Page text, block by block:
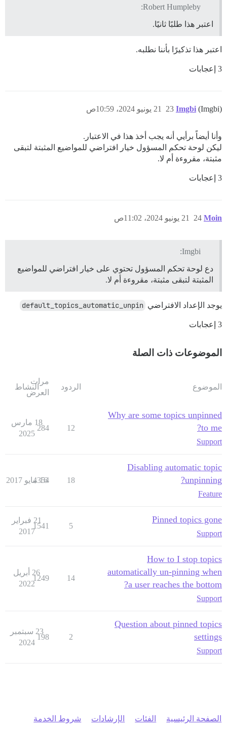
Robert Humpleby:
اعتبر هذا طلبًا ثانيًا.
اعتبر هذا تذكيرًا بأننا نطلبه.
3 إعجابات
Imgbi (Imgbi) 21 يونيو 2024، 10:59ص 23
وأنا أيضاً برأيي أنه يجب أخذ هذا في الاعتبار.
ليكن لوحة تحكم المسؤول خيار افتراضي للمواضيع المثبتة لتبقى
مثبتة، مقروءة أم لا.
3 إعجابات
Moin 21 يونيو 2024، 11:02ص 24
Imgbi:
دع لوحة تحكم المسؤول تحتوي على خيار افتراضي للمواضيع
المثبتة لتبقى مثبتة، مقروءة أم لا.
يوجد الإعداد الافتراضي default_topics_automatic_unpin
3 إعجابات
الموضوعات ذات الصلة
الموضوع الردود
مرات
العرض
النشاط
Why are some topics unpinned
to me?
Support
12
284
18 مارس
2025
Disabling automatic topic
unpinning?
Feature
18
4354
16 مايو 2017
Pinned topics gone
Support
5
1541
21 فبراير
2017
How to I stop topics
automatically un-pinning when
a user reaches the bottom?
Support
14
1249
26 أبريل
2022
Question about pinned topics
settings
Support
2
198
23 سبتمبر
2024
الصفحة الرئيسية الفئات الإرشادات شروط الخدمة